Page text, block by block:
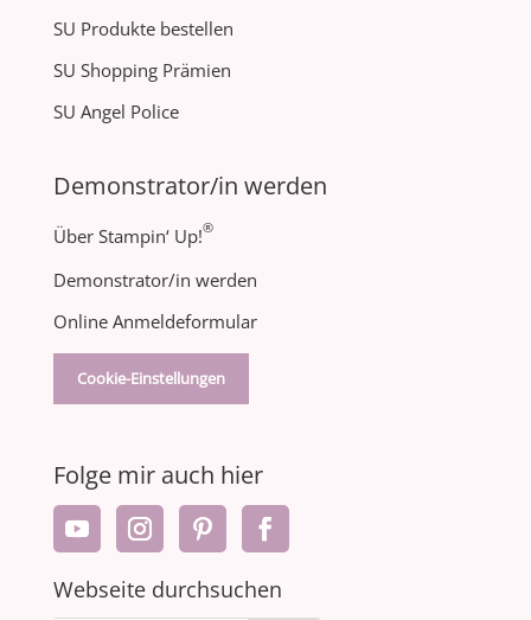
SU Produkte bestellen
SU Shopping Prämien
SU Angel Police
Demonstrator/in werden
Über Stampin‘ Up!®
Demonstrator/in werden
Online Anmeldeformular
Cookie-Einstellungen
Folge mir auch hier
Webseite durchsuchen